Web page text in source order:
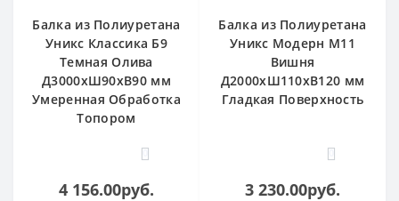
Балка из Полиуретана
Уникс Классика Б9
Темная Олива
Д3000хШ90хВ90 мм
Умеренная Обработка
Топором
0
4 156.00руб.
Балка из Полиуретана
Уникс Модерн М11
Вишня
Д2000хШ110хВ120 мм
Гладкая Поверхность
0
3 230.00руб.